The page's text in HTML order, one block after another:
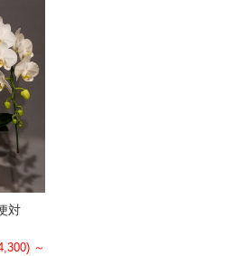
対
～